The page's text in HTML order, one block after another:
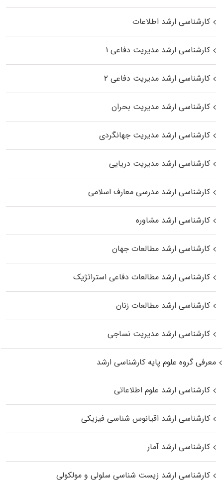
کارشناسی ارشد اطلاعات
کارشناسی ارشد مدیریت دفاعی ۱
کارشناسی ارشد مدیریت دفاعی ۲
کارشناسی ارشد مدیریت بحران
کارشناسی ارشد مدیریت جهانگردی
کارشناسی ارشد مدیریت دریایی
کارشناسی ارشد مدرسی معارف اسلامی
کارشناسی ارشد مشاوره
کارشناسی ارشد مطالعات جهان
کارشناسی ارشد مطالعات دفاعی استراتژیک
کارشناسی ارشد مطالعات زنان
کارشناسی ارشد مدیریت نساجی
معرفی گروه علوم پایه کارشناسی ارشد
کارشناسی ارشد علوم اطلاعاتی
کارشناسی ارشد اقیانوس‌ شناسی فیزیکی
کارشناسی ارشد آمار
کارشناسی ارشد زیست شناسی سلولی و مولکولی